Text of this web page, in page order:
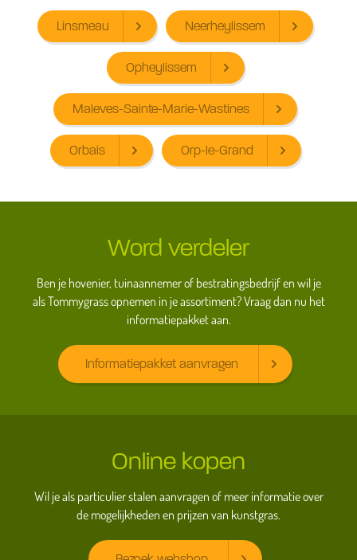
Linsmeau Neerheylissem
Opheylissem
Maleves-Sainte-Marie-Wastines
Orbais Orp-le-Grand
Word verdeler
Ben je hovenier, tuinaannemer of bestratingsbedrijf en wil je
als Tommygrass opnemen in je assortiment? Vraag dan nu het
informatiepakket aan.
Informatiepakket aanvragen
Online kopen
Wil je als particulier stalen aanvragen of meer informatie over
de mogelijkheden en prijzen van kunstgras.